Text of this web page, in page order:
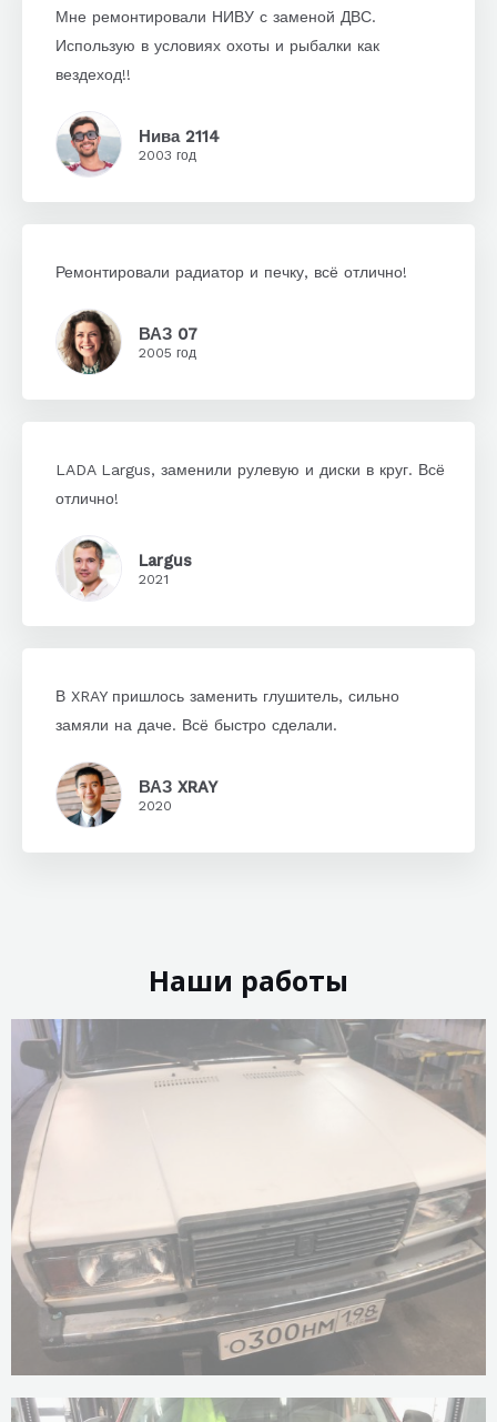
Мне ремонтировали НИВУ с заменой ДВС.
Использую в условиях охоты и рыбалки как
вездеход!!
Нива 2114
2003 год
Ремонтировали радиатор и печку, всё отлично!
ВАЗ 07
2005 год
LADA Largus, заменили рулевую и диски в круг. Всё
отлично!
Largus
2021
В XRAY пришлось заменить глушитель, сильно
замяли на даче. Всё быстро сделали.
ВАЗ XRAY
2020
Наши работы